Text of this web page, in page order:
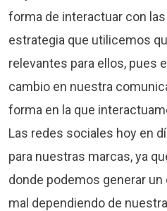
forma de interactuar con
estrategia que utilicemos
relevantes para ellos, pues
cambio en nuestra
forma en la que
Las redes sociales hoy en
para nuestras marcas, ya
donde podemos generar
mal dependiendo de